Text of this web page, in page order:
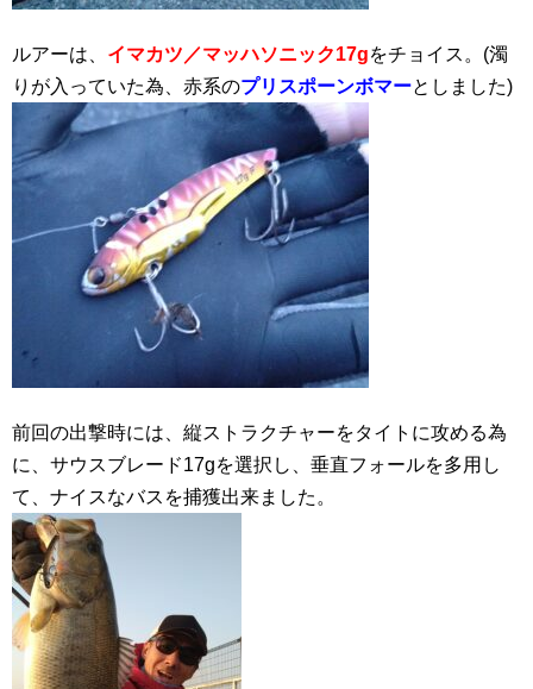
ルアーは、 イマカツ／マッハソニック17gをチョイス。(濁
りが入っていた為、赤系のプリスポーンボマーとしました)
前回の出撃時には、縦ストラクチャーをタイトに攻める為
に、サウスブレード17gを選択し、垂直フォールを多用し
て、ナイスなバスを捕獲出来ました。